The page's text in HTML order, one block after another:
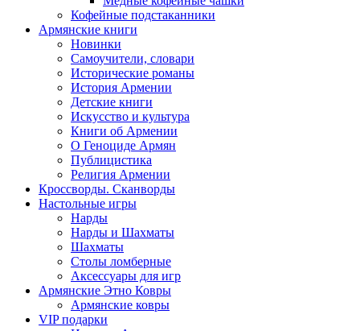
Кофейные подстаканники
Армянские книги
Новинки
Самоучители, словари
Исторические романы
История Армении
Детские книги
Иcкусство и культура
Книги об Армении
О Геноциде Армян
Публицистика
Религия Армении
Кроссворды. Сканворды
Настольные игры
Нарды
Нарды и Шахматы
Шахматы
Столы ломберные
Аксессуары для игр
Армянские Этно Ковры
Армянские ковры
VIP подарки